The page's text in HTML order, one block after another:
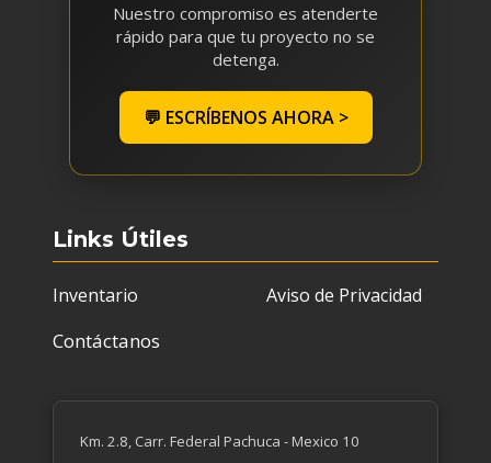
Nuestro compromiso es atenderte
rápido para que tu proyecto no se
detenga.
💬 ESCRÍBENOS AHORA >
Links Útiles
Inventario
Contáctanos
Aviso de Privacidad
Km. 2.8, Carr. Federal Pachuca - Mexico 10